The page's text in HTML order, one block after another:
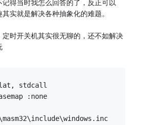
得当时我怎么回答的了，反正可以
实就是解决各种抽象化的难题。
定时开关机其实很无聊的，还不如解决
stdcall
:none